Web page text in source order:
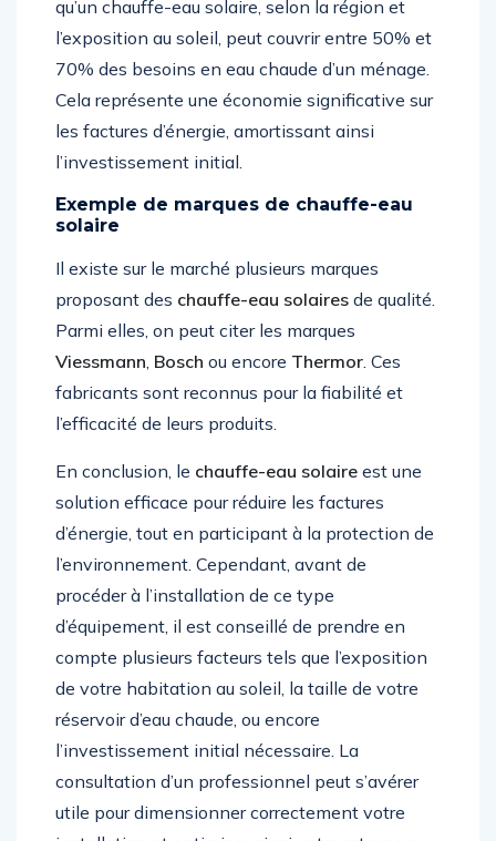
qu’un chauffe-eau solaire, selon la région et
l’exposition au soleil, peut couvrir entre 50% et
70% des besoins en eau chaude d’un ménage.
Cela représente une économie significative sur
les factures d’énergie, amortissant ainsi
l’investissement initial.
Exemple de marques de chauffe-eau
solaire
Il existe sur le marché plusieurs marques
proposant des chauffe-eau solaires de qualité.
Parmi elles, on peut citer les marques
Viessmann, Bosch ou encore Thermor. Ces
fabricants sont reconnus pour la fiabilité et
l’efficacité de leurs produits.
En conclusion, le chauffe-eau solaire est une
solution efficace pour réduire les factures
d’énergie, tout en participant à la protection de
l’environnement. Cependant, avant de
procéder à l’installation de ce type
d’équipement, il est conseillé de prendre en
compte plusieurs facteurs tels que l’exposition
de votre habitation au soleil, la taille de votre
réservoir d’eau chaude, ou encore
l’investissement initial nécessaire. La
consultation d’un professionnel peut s’avérer
utile pour dimensionner correctement votre